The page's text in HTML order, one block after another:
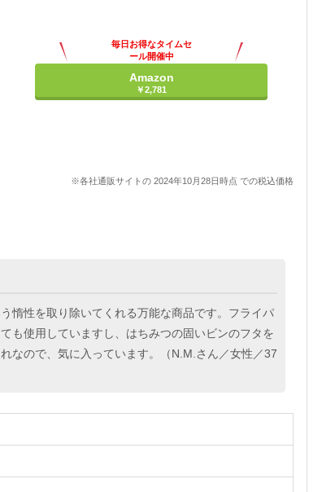
毎日お得なタイムセ
ール開催中
Amazon
￥2,781
※各社通販サイトの 2024年10月28日時点 での税込価格
性を取り除いてくれる万能な商品です。フライパ
も使用していますし、はちみつの固いビンのフタを
なので、気に入っています。（N.M.さん／女性／37